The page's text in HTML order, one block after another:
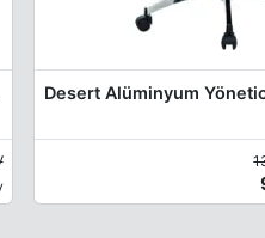
Desert Alüminyum